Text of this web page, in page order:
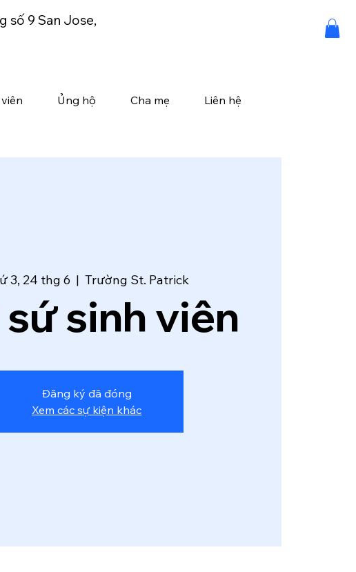
số 9 San Jose,
Ủng hộ Cha mẹ Liên hệ
3, 24 thg 6
  |
Trường St. Patrick
sinh viên
Đăng ký đã đóng
Xem các sự kiện khác